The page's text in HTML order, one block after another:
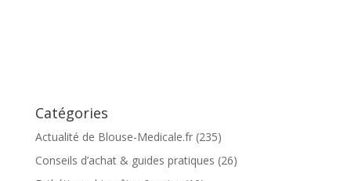
Catégories
Actualité de Blouse-Medicale.fr(235)
Conseils d’achat & guides pratiques (26)